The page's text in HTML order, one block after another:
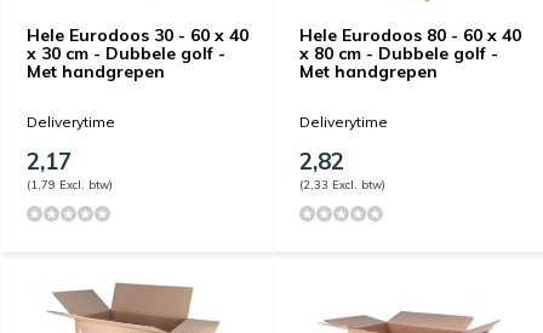
Hele Eurodoos 30 - 60 x 40
x 30 cm - Dubbele golf -
Met handgrepen
Deliverytime
2,17
(1,79 Excl. btw)
Hele Eurodoos 80 - 60 x 40
x 80 cm - Dubbele golf -
Met handgrepen
Deliverytime
2,82
(2,33 Excl. btw)